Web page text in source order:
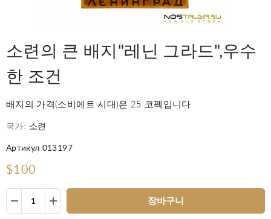
소련의 큰 배지"레닌 그라드",우수
한 조건
배지의 가격(소비에트 시대)은 25 코펙입니다
국가: 소련
Артикул 013197
$100
장바구니